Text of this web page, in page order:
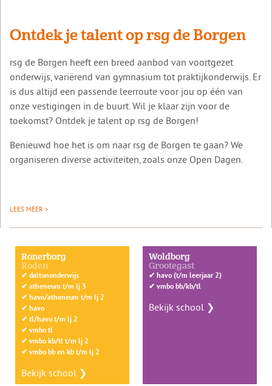
Ontdek je talent op rsg de Borgen
rsg de Borgen heeft een breed aanbod van voortgezet
onderwijs, variërend van gymnasium tot praktijkonderwijs. Er
is dus altijd een passende leerroute voor jou op één van
onze vestigingen in de buurt. Wil je klaar zijn voor de
toekomst? Ontdek je talent op rsg de Borgen!
Benieuwd hoe het is om naar rsg de Borgen te gaan? We
organiseren diverse activiteiten, zoals onze Open Dagen.
LEES MEER >
Ronerborg
Roden
✔ daltononderwijs
✔ atheneum t/m lj 3
✔ havo/atheneum t/m lj 2
✔ havo
✔ tl/havo t/m lj 2
✔ vmbo tl
✔ vmbo kb/tl t/m lj 2
✔ vmbo bb en kb t/m lj 2
Bekijk school ❯
Woldborg
Grootegast
✔ havo (t/m leerjaar 2)
✔ vmbo bb/kb/tl
Bekijk school ❯